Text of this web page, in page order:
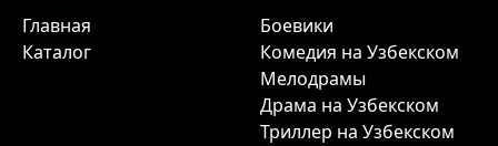
Главная
Каталог
Боевики
Комедия на Узбекском
Мелодрамы
Драма на Узбекском
Триллер на Узбекском